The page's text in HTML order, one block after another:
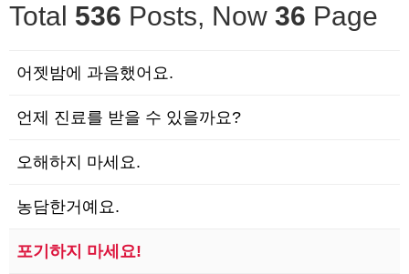
Total 536 Posts, Now 36 Page
어젯밤에 과음했어요.
언제 진료를 받을 수 있을까요?
오해하지 마세요.
농담한거예요.
포기하지 마세요!